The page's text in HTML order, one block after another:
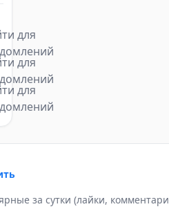
для
для
для
за сутки (лайки,